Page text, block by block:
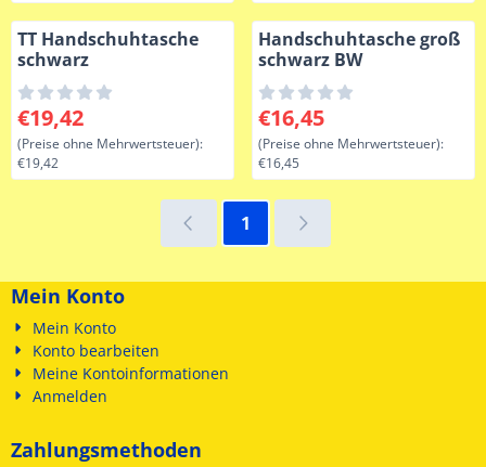
TT Handschuhtasche
schwarz
Preis: 19,42, ohne MwSt.: 19,42
€19,42
(Preise ohne Mehrwertsteuer):
€19,42
Handschuhtasche groß
schwarz BW
Preis: 16,45, ohne MwSt.:
€16,45
(Preise ohne Mehrwertsteuer):
€16,45
1
Mein Konto
Mein Konto
Konto bearbeiten
Meine Kontoinformationen
Anmelden
Zahlungsmethoden